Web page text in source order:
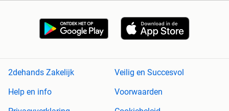
2dehands Zakelijk
Veilig en Succesvol
Help en info
Voorwaarden